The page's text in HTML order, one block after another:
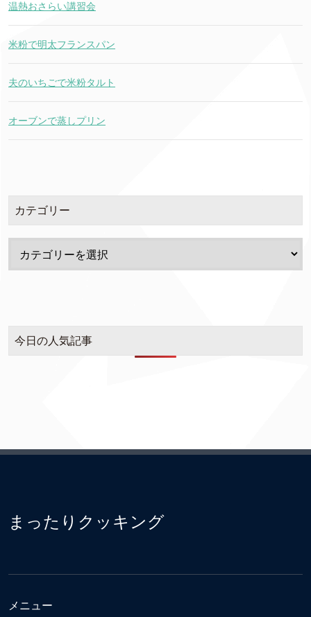
温熱おさらい講習会
米粉で明太フランスパン
夫のいちごで米粉タルト
オーブンで蒸しプリン
カテゴリー
今日の人気記事
まったりクッキング
メニュー